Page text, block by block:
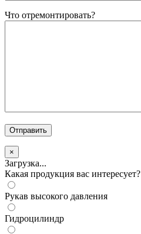
Что отремонтировать?
×
Загрузка...
Какая продукция вас интересует?
Рукав высокого давления
Гидроцилиндр